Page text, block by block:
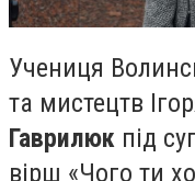
Учениця
та мистецтв
Гаврилюк під
вірш «Чого ти